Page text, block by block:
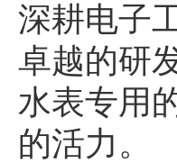
深耕电子
卓越的研
水表专用
的活力。